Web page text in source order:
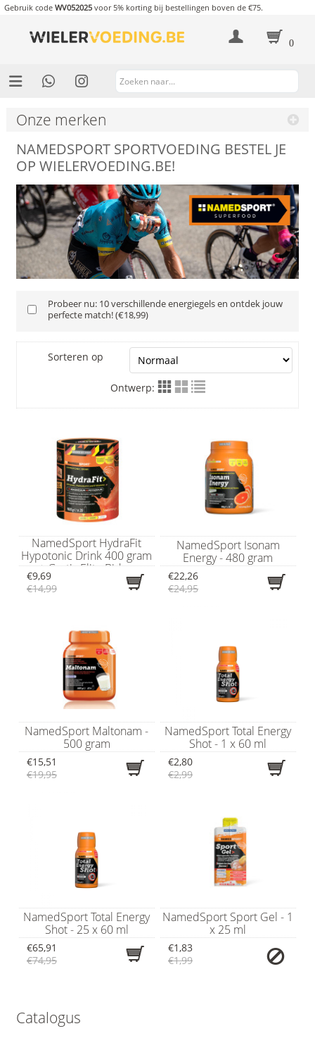
Gebruik code WV052025voor 5% korting bij bestellingen boven de €75.
0
Onze merken
NAMEDSPORT SPORTVOEDING BESTEL JE
OP WIELERVOEDING.BE!
Probeer nu: 10 verschillende energiegels en ontdek jouw
perfecte match! (€18,99)
Sorteren op
Ontwerp:
NamedSport HydraFit
Hypotonic Drink 400 gram
+ Gratis Elite Bidon
€9,69
€14,99
NamedSport Isonam
Energy - 480 gram
€22,26
€24,95
NamedSport Maltonam -
500 gram
€15,51
€19,95
NamedSport Total Energy
Shot - 1 x 60 ml
€2,80
€2,99
NamedSport Total Energy
Shot - 25 x 60 ml
€65,91
€74,95
NamedSport Sport Gel - 1
x 25 ml
€1,83
€1,99
Catalogus